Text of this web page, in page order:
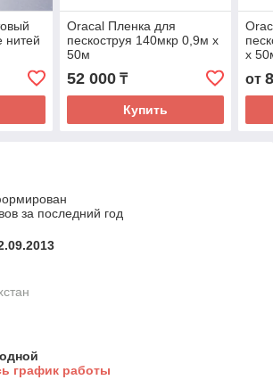
нитей
Oracal Пленка для
пескоструя 140мкр 0,9м х
50м
52 000₸
Купить
х
от
за последний год
график работы